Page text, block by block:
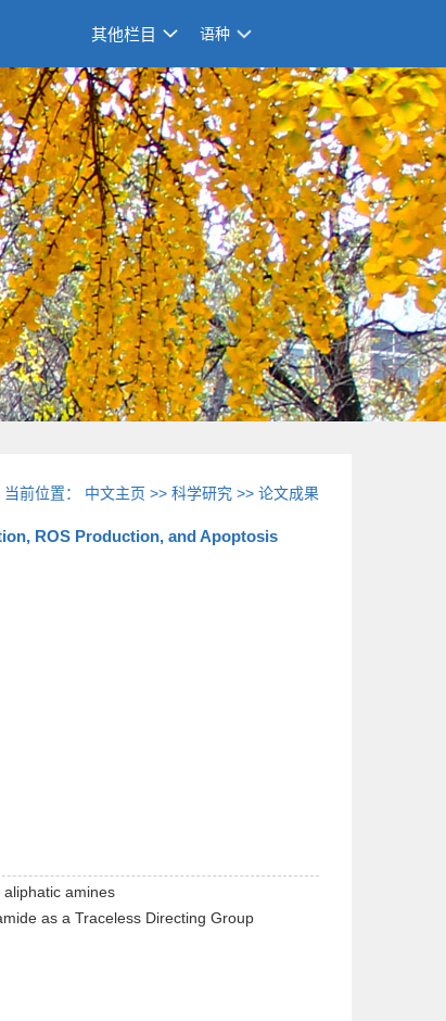
其他栏目 语种
当前位置： 中文主页 >>科学研究 >>论文成果
ROS Production, and Apoptosis
amines
as a Traceless Directing Group